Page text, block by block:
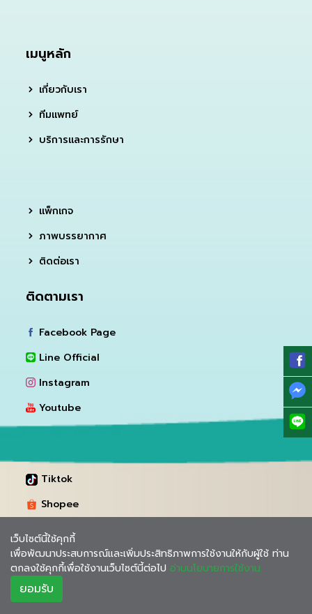
เมนูหลัก
เกี่ยวกับเรา
ทีมแพทย์
บริการและการรักษา
แพ็กเกจ
ภาพบรรยากาศ
ติดต่อเรา
ติดตามเรา
Facebook Page
Line Official
Instagram
Youtube
Tiktok
Shopee
Lazada
Copyright @ 2021. All Rights Reserved By Intrarat Hospital
เว็บไซต์นี้ใช้คุกกี้
เพื่อพัฒนาประสบการณ์และเพิ่มประสิทธิภาพการใช้งานให้กับผู้ใช้ ท่าน
ตกลงใช้คุกกี้เพื่อใช้งานเว็บไซต์นี้ต่อไป อ่านนโยบายการใช้งาน
ยอมรับ